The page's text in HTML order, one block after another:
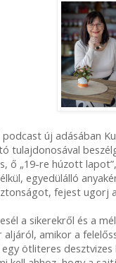
új adásában
tulajdonosával
ő „19-re húzott
egyedülálló
fejest ugorj
a sikerekről és a
amikor a
ötliteres